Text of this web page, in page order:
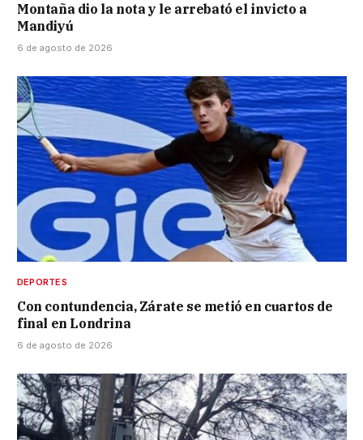
Montaña dio la nota y le arrebató el invicto a
Mandiyú
6 de agosto de 2026
DEPORTES
Con contundencia, Zárate se metió en cuartos de
final en Londrina
6 de agosto de 2026